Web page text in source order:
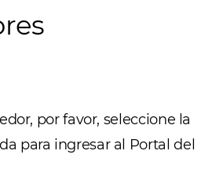
por favor, seleccione la
para ingresar al Portal del